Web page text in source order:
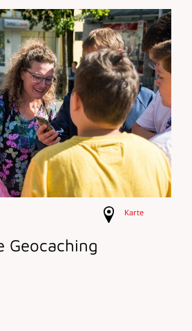
Karte
Geocaching